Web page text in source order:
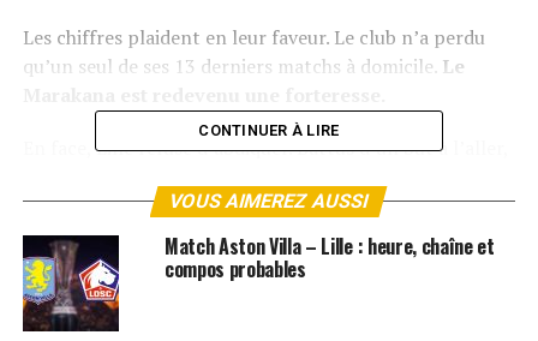
Les chiffres plaident en leur faveur. Le club n’a perdu
qu’un seul de ses 13 derniers matchs à domicile. Le
En face, Lille refuse d’abdiquer. Battus d’un but à l’aller,
victoire 1-0 contre Angersle week-end dernier a permis
de regagner de la confiance avant ce déplacement
délicat. Mais l’historique européen du LOSC à l’extérieur
en phase à élimination directe reste préoccupant :
seulement deux victoires lors des 16 derniers matchs (7
CONTINUER À LIRE
VOUS AIMEREZ AUSSI
Match Aston Villa – Lille : heure, chaîne et
compos probables